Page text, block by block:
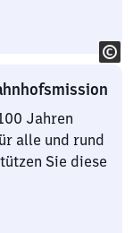
Jahren
alle und rund
Sie diese